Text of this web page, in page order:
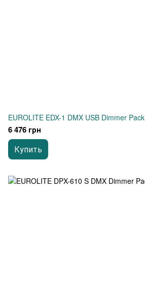
EUROLITE EDX-1 DMX USB Dimmer Pack
6 476 грн
Купить